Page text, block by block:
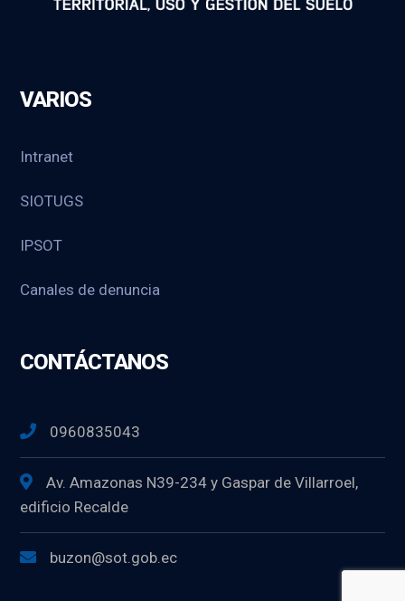
VARIOS
Intranet
SIOTUGS
IPSOT
Canales de denuncia
CONTÁCTANOS
0960835043
Av. Amazonas N39-234 y Gaspar de Villarroel,
edificio Recalde
buzon@sot.gob.ec